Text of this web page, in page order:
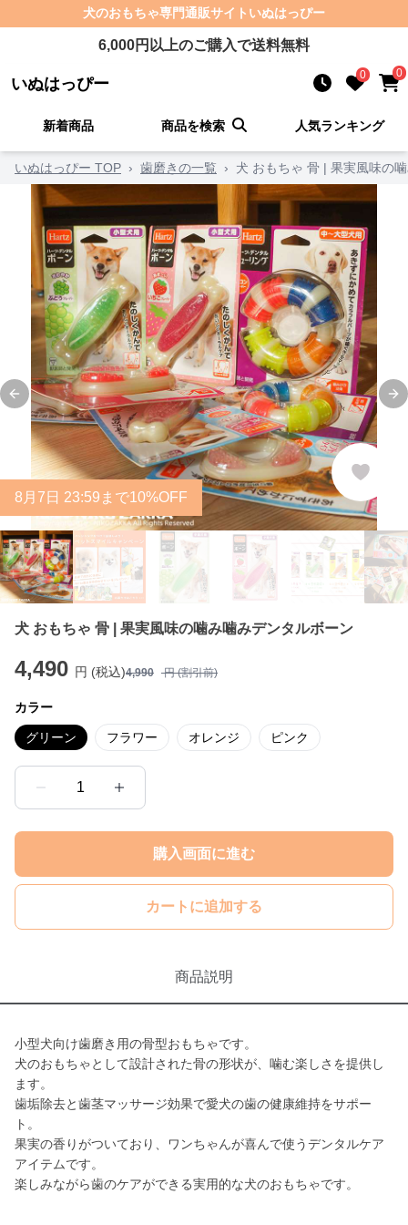
犬のおもちゃ専門通販サイト いぬはっぴー
6,000円以上のご購入で送料無料
いぬはっぴー 0 0
新着商品 商品を検索 人気ランキング
いぬはっぴー TOP › 歯磨きの一覧 › 犬 おもちゃ 骨 | 果実風味の
Previous slide
8 月 7 日 23:59まで10%OFF
犬 おもちゃ 骨 | 果実風味の噛み噛みデンタルボーン
4,490 円 (税込)4,990 円 (割引前)
カラー
グリーン フラワー オレンジ ピンク
1
購入画面に進む
カートに追加する
商品説明
小型犬向け歯磨き用の骨型おもちゃです。
犬のおもちゃとして設計された骨の形状が、噛む楽しさを提供し
ます。
歯垢除去と歯茎マッサージ効果で愛犬の歯の健康維持をサポー
ト。
果実の香りがついており、ワンちゃんが喜んで使うデンタルケア
アイテムです。
楽しみながら歯のケアができる実用的な犬のおもちゃです。